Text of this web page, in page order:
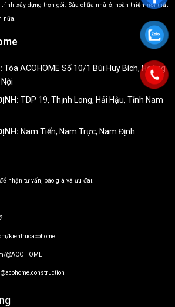
xây dựng trọn gói. Sửa chữa nhà ở, hoàn thiện nội thất
nữa.
Tòa ACOHOME Số 10/1 Bùi Huy Bích, Hoàng
TDP 19, Thịnh Long, Hải Hậu, Tỉnh Nam
Nam Tiến, Nam Trực, Nam Định
nhận tư vấn, báo giá và ưu đãi.
kientrucacohome
@ACOHOME